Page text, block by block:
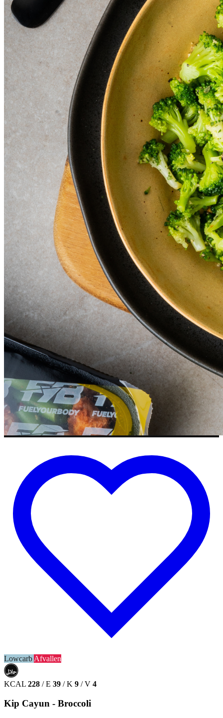
LowcarbAfvallen
حلال
HALAL
KCAL 228 / E 39 / K 9 / V 4
Kip Cayun - Broccoli